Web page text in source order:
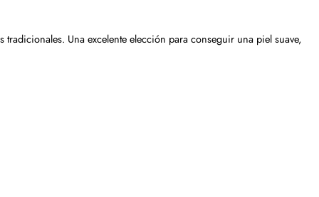
Una excelente elección para conseguir una piel suave,